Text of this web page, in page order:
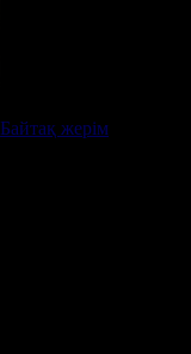
Байтақ жерім